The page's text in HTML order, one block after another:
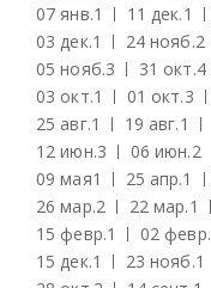
07 янв.1 11 дек.1
03 дек.1 24 нояб.2
05 нояб.3 31 окт.4
03 окт.1 01 окт.3
25 авг.1 19 авг.1
12 июн.3 06 июн.2
09 мая1 25 апр.1
26 мар.2 22 мар.1
15 февр.1 02 февр.
15 дек.1 23 нояб.1